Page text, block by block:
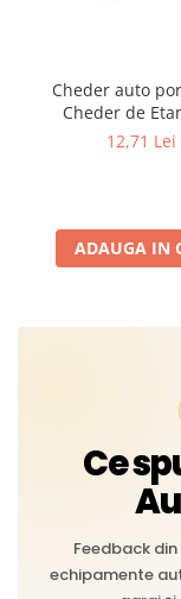
Cheder auto
Cheder de
Profesional din
Liniar
12,71 Lei
ADAUGA IN
Ce
Feedback
echipamente